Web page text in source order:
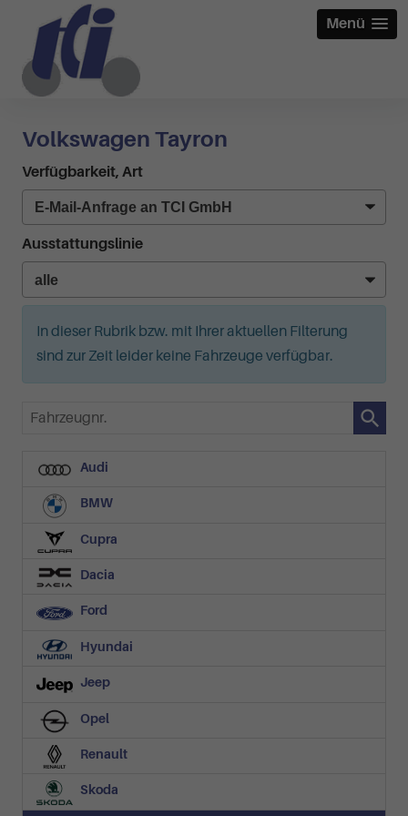
Menü
Volkswagen Tayron
Verfügbarkeit, Art
Ausstattungslinie
In dieser Rubrik bzw. mit Ihrer aktuellen Filterung
sind zur Zeit leider keine Fahrzeuge verfügbar.
Fahrzeugnr.
Audi
BMW
Cupra
Dacia
Ford
Hyundai
Jeep
Opel
Renault
Skoda